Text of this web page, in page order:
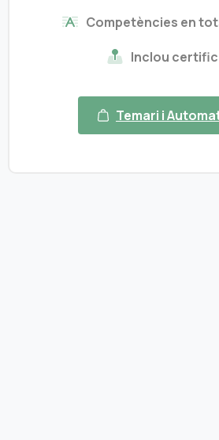
Competències en
Inclou
Temari i